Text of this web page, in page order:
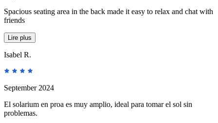
Spacious seating area in the back made it easy to relax and chat with
friends
Lire plus
Isabel R.
September 2024
El solarium en proa es muy amplio, ideal para tomar el sol sin
problemas.